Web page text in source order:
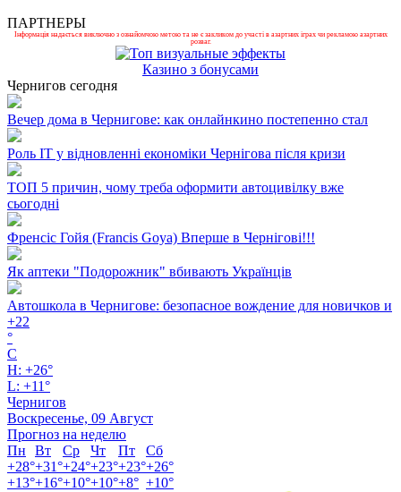
ПАРТНЕРЫ
Інформація надається виключно з ознайомчою метою та не є закликом до участі в азартних іграх чи рекламою азартних
розваг.
Казино з бонусами
Чернигов сегодня
Вечер дома в Чернигове: как онлайнкино постепенно стал
Роль ІТ у відновленні економіки Чернігова після кризи
ТОП 5 причин, чому треба оформити автоцивілку вже
сьогодні
Френсіс Гойя (Francis Goya) Вперше в Чернігові!!!
Як аптеки "Подорожник" вбивають Українців
Автошкола в Чернигове: безопасное вождение для новичков и
+22
°
C
H: +26°
L: +11°
Чернигов
Воскресенье, 09 Август
Прогноз на неделю
Пн
Вт Ср Чт Пт
Сб
+28°+31°+24°+23°+23°+26°
+13°+16°+10°+10°+8° +10°